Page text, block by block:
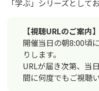
「学ぶ」シリーズとして
【視聴URLのご案内】
開催当日の朝8:00頃
りします。
URLが届き次第、当
間に何度でもご視聴